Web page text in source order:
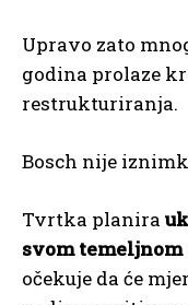
Upravo zato
godina prolaze
restrukturiranja.
Bosch nije
Tvrtka planira
svom
očekuje da će